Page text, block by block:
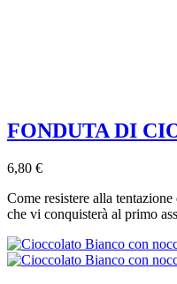
FONDUTA DI
6,80 €
Come resistere alla
che vi conquisterà al primo